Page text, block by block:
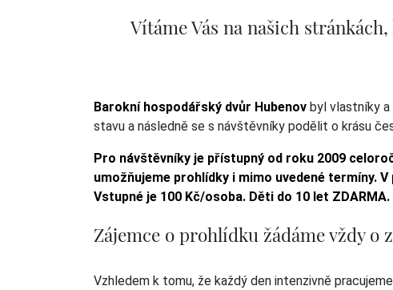
Vítáme Vás na našich
Barokní hospodářský dvůr Hubenov byl vlastníky
stavu a následně se s návštěvníky podělit o krásu
Pro návštěvníky je přístupný od roku 2009
umožňujeme prohlídky i mimo uvedené termíny.
Vstupné je 100 Kč/osoba. Děti do 10 let ZDARMA.
Zájemce o prohlídku žádáme vždy o
Vzhledem k tomu, že každý den intenzivně